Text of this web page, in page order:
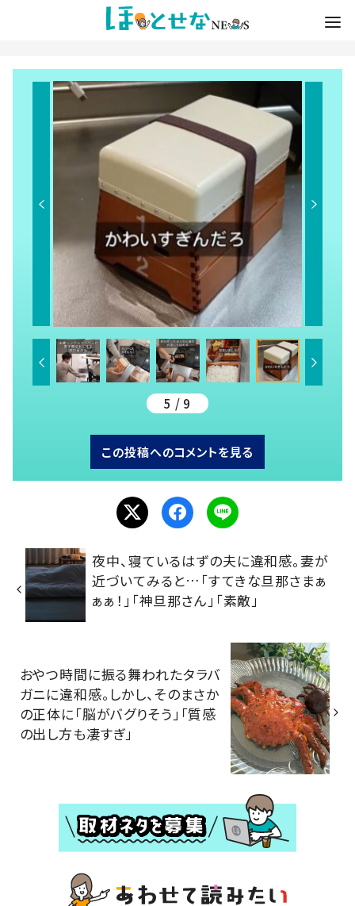
5 / 9
この投稿へのコメントを見る
夜中、寝ているはずの夫に違和感。妻が
近づいてみると…「すてきな旦那さまぁ
ぁぁ！」「神旦那さん」「素敵」
おやつ時間に振る舞われたタラバ
ガニに違和感。しかし、そのまさか
の正体に「脳がバグりそう」「質感
の出し方も凄すぎ」